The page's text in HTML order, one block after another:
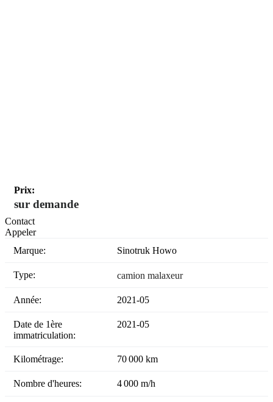
Prix:
sur demande
Contact
Appeler
Marque:
Sinotruk Howo
Type: camion malaxeur
Année: 2021-05
Date de 1ère
immatriculation:
2021-05
Kilométrage: 70 000 km
Nombre d'heures: 4 000 m/h